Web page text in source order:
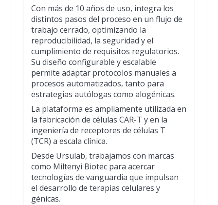
Con más de 10 años de uso, integra los
distintos pasos del proceso en un flujo de
trabajo cerrado, optimizando la
reproducibilidad, la seguridad y el
cumplimiento de requisitos regulatorios.
Su diseño configurable y escalable
permite adaptar protocolos manuales a
procesos automatizados, tanto para
estrategias autólogas como alogénicas.
La plataforma es ampliamente utilizada en
la fabricación de células CAR-T y en la
ingeniería de receptores de células T
(TCR) a escala clínica.
Desde Ursulab, trabajamos con marcas
como Miltenyi Biotec para acercar
tecnologías de vanguardia que impulsan
el desarrollo de terapias celulares y
génicas.